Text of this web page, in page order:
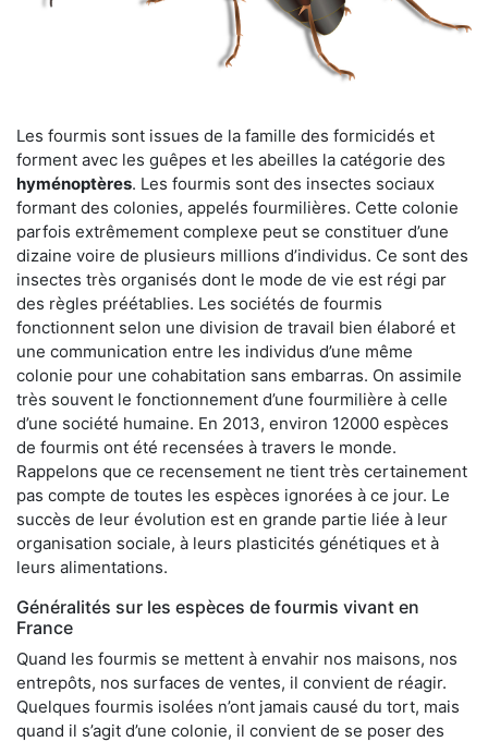
Les fourmis sont issues de la famille des formicidés et
forment avec les guêpes et les abeilles la catégorie des
hyménoptères. Les fourmis sont des insectes sociaux
formant des colonies, appelés fourmilières. Cette colonie
parfois extrêmement complexe peut se constituer d’une
dizaine voire de plusieurs millions d’individus. Ce sont des
insectes très organisés dont le mode de vie est régi par
des règles préétablies. Les sociétés de fourmis
fonctionnent selon une division de travail bien élaboré et
une communication entre les individus d’une même
colonie pour une cohabitation sans embarras. On assimile
très souvent le fonctionnement d’une fourmilière à celle
d’une société humaine. En 2013, environ 12000 espèces
de fourmis ont été recensées à travers le monde.
Rappelons que ce recensement ne tient très certainement
pas compte de toutes les espèces ignorées à ce jour. Le
succès de leur évolution est en grande partie liée à leur
organisation sociale, à leurs plasticités génétiques et à
leurs alimentations.
Généralités sur les espèces de fourmis vivant en
France
Quand les fourmis se mettent à envahir nos maisons, nos
entrepôts, nos surfaces de ventes, il convient de réagir.
Quelques fourmis isolées n’ont jamais causé du tort, mais
quand il s’agit d’une colonie, il convient de se poser des